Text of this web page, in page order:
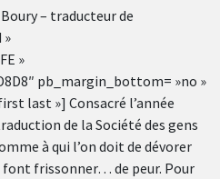
– traducteur de
»
»
pb_margin_bottom= »no »
last »] Consacré l’année
de la Société des gens
à qui l’on doit de dévorer
font frissonner… de peur. Pour